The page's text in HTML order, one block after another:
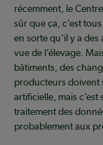
récemment, le
sûr que ça, c’est
en sorte qu’il y a
vue de l’élevage.
bâtiments, des
producteurs doivent
artificielle, mais
traitement des
probablement aux